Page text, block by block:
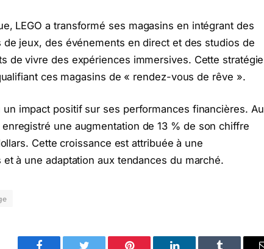
LEGO a transformé ses magasins en intégrant des
jeux, des événements en direct et des studios de
de vivre des expériences immersives. Cette stratégie
ces magasins de « rendez-vous de rêve ».
un impact positif sur ses performances financières. Au
une augmentation de 13 % de son chiffre
Cette croissance est attribuée à une
à une adaptation aux tendances du marché.